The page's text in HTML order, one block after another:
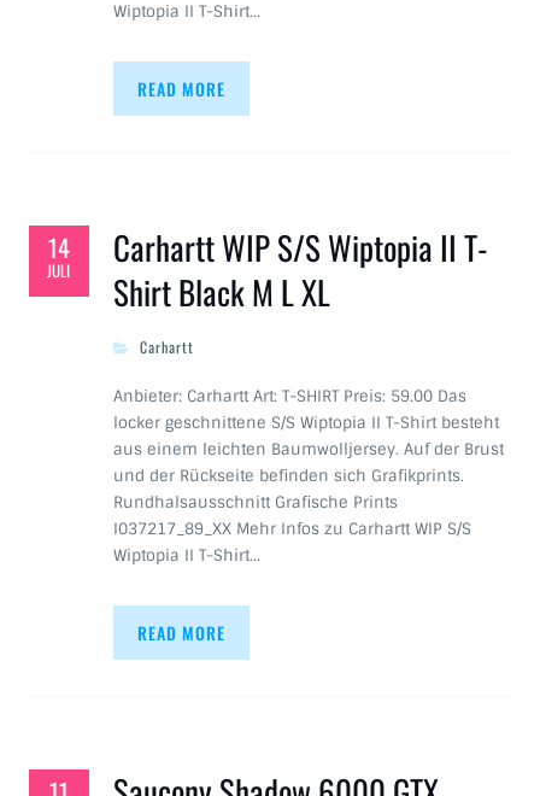
Wiptopia II T-Shirt…
READ MORE
14
JULI
Carhartt WIP S/S Wiptopia II T-
Shirt Black M L XL
Carhartt
Anbieter: Carhartt Art: T-SHIRT Preis: 59.00 Das
locker geschnittene S/S Wiptopia II T-Shirt besteht
aus einem leichten Baumwolljersey. Auf der Brust
und der Rückseite befinden sich Grafikprints.
Rundhalsausschnitt Grafische Prints
I037217_89_XX Mehr Infos zu Carhartt WIP S/S
Wiptopia II T-Shirt…
READ MORE